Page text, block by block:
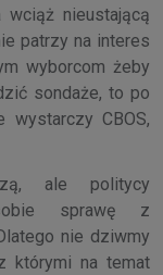
nieustającą
patrzy na interes
wyborcom żeby
sondaże, to po
CBOS,
ale politycy
sprawę z
nie dziwmy
którymi na temat